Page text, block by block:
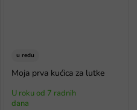
u redu
Moja prva kućica za lutke
U roku od 7 radnih
dana